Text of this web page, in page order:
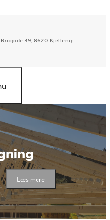
Brogade 39, 8620 Kjellerup
Læs mere